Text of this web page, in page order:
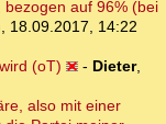
auf 96% (bei
, 18.09.2017, 14:22
(oT)
- Dieter,
also mit einer